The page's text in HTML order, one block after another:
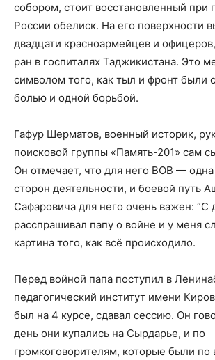
собором, стоит восстановленный при
России обелиск. На его поверхности
двадцати красноармейцев и
ран в госпиталях Таджикистана. Это
символом того, как тыл и фронт были
болью и одной борьбой.
Гафур Шерматов, военный историк,
поисковой группы «Память-201» сам
Он отмечает, что для него ВОВ — одна
сторон деятельности, и боевой путь
Сафаровича для него очень важен: “С
расспрашивал папу о войне и у меня
картина того, как всё происходило.
Перед войной папа поступил в
педагогический институт имени
был на 4 курсе, сдавал сессию. Он
день они купались на Сырдарье, и по
громкоговорителям, которые были по